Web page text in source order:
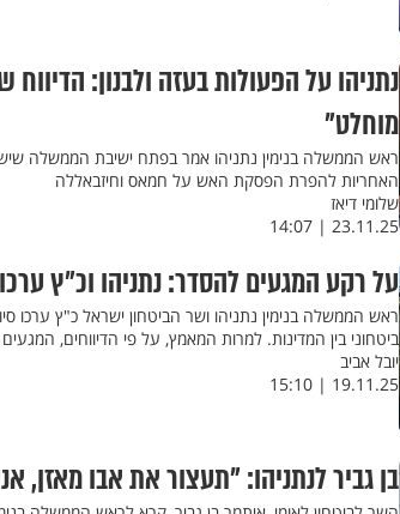
נתניהו על הפעולות בעזה ולבנון:
מוחלט"
ראש הממשלה בנימין נתניהו אמר בפתח ישיבת הממשלה
האחריות להפרת הפסקת האש על חמאס וחיזבאללה
שלומי דיאז
23.11.25 | 14:07
על רקע המגעים להסדר: נתניהו וכ״ץ
ראש הממשלה בנימין נתניהו ושר הביטחון ישראל כ"ץ ערכו
ביטחוני בין המדינות. למרות המאמץ, על פי הדיווחים,
יובל אביב
19.11.25 | 15:10
בן גביר לנתניהו: "תעצור את אבו מאזן,